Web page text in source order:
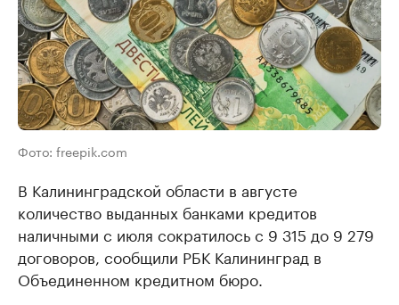
Фото: freepik.com
В Калининградской области в августе
количество выданных банками кредитов
наличными с июля сократилось с 9 315 до 9 279
договоров, сообщили РБК Калининград в
Объединенном кредитном бюро.